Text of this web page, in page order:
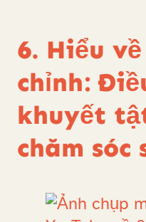
6. Hiểu
chỉnh:
khuyết
chăm sóc